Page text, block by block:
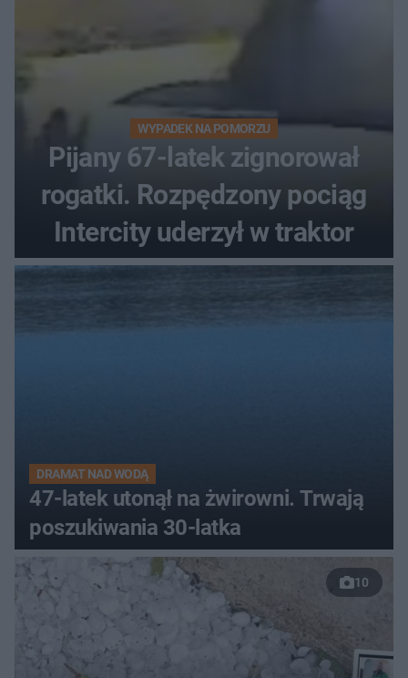
WYPADEK NA POMORZU
Pijany 67-latek zignorował
rogatki. Rozpędzony pociąg
Intercity uderzył w traktor
DRAMAT NAD WODĄ
47-latek utonął na żwirowni. Trwają
poszukiwania 30-latka
10